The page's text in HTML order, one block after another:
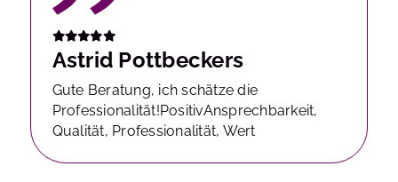
Astrid Pottbeckers
Gute Beratung, ich schätze die
Professionalität!PositivAnsprechbarkeit,
Qualität, Professionalität, Wert